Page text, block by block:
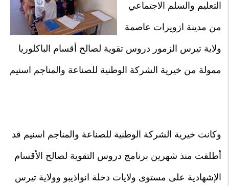
التعليم والسلم الاجتماعي
من مدينة ازويرات عاصمة
ولاية تيرس الزمور دروس تقوية لصالح أقسام الباكلوريا
ممولة من خيرية الشركة الوطنية للصناعة والمناجم اسنيم
وكانت خيرية الشركة الوطنية للصناعة والمناجم اسنيم قد
أطلقت منذ شهرين برنامج دروس التقوية لصالح الأقسام
الإشهادية على مستوى ولايات دخلة انواذيبو وولاية تيرس